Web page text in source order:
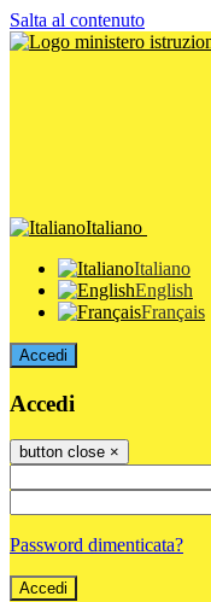
Salta al contenuto
Italiano
Italiano
English
Français
Accedi
Accedi
button close ×
Password dimenticata?